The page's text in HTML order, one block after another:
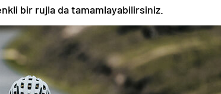
bir rujla da tamamlayabilirsiniz.